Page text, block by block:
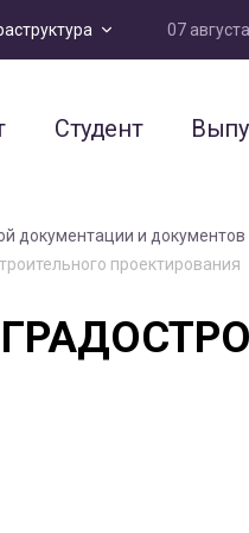
07
Студент
документации и
проектирования